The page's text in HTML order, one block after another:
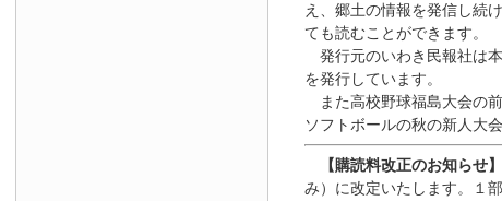
え、郷土の情報を発信し続
ても読むことができます。
発行元のいわき民報社は
を発行しています。
また高校野球福島大会の
ソフトボールの秋の新人大
【購読料改正のお知らせ】
み）に改定いたします。１